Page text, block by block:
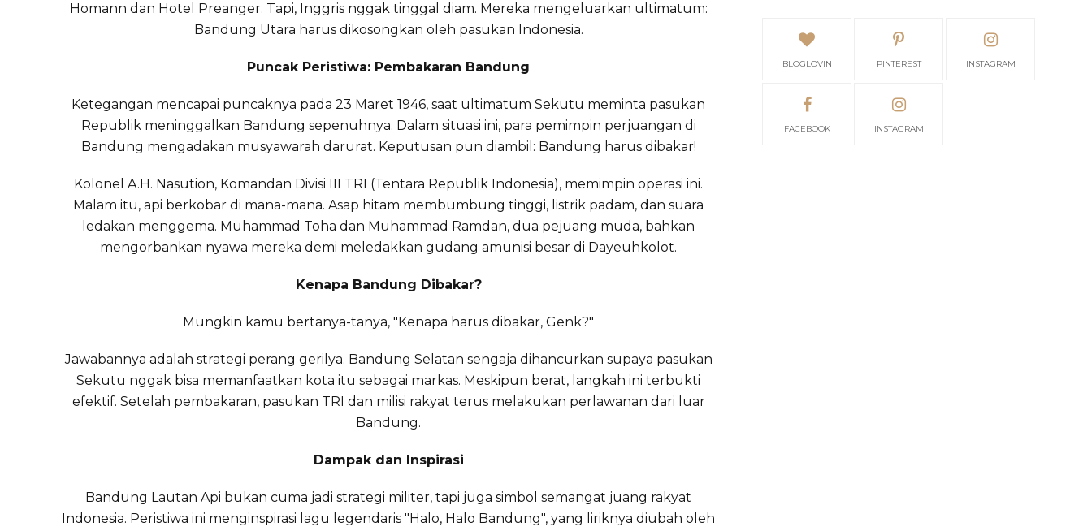
Homann dan Hotel Preanger. Tapi, Inggris nggak tinggal diam. Mereka mengeluarkan ultimatum:
Bandung Utara harus dikosongkan oleh pasukan Indonesia.
Puncak Peristiwa: Pembakaran Bandung
Ketegangan mencapai puncaknya pada 23 Maret 1946, saat ultimatum Sekutu meminta pasukan
Republik meninggalkan Bandung sepenuhnya. Dalam situasi ini, para pemimpin perjuangan di
Bandung mengadakan musyawarah darurat. Keputusan pun diambil: Bandung harus dibakar!
Kolonel A.H. Nasution, Komandan Divisi III TRI (Tentara Republik Indonesia), memimpin operasi ini.
Malam itu, api berkobar di mana-mana. Asap hitam membumbung tinggi, listrik padam, dan suara
ledakan menggema. Muhammad Toha dan Muhammad Ramdan, dua pejuang muda, bahkan
mengorbankan nyawa mereka demi meledakkan gudang amunisi besar di Dayeuhkolot.
Kenapa Bandung Dibakar?
Mungkin kamu bertanya-tanya, "Kenapa harus dibakar, Genk?"
Jawabannya adalah strategi perang gerilya. Bandung Selatan sengaja dihancurkan supaya pasukan
Sekutu nggak bisa memanfaatkan kota itu sebagai markas. Meskipun berat, langkah ini terbukti
efektif. Setelah pembakaran, pasukan TRI dan milisi rakyat terus melakukan perlawanan dari luar
Bandung.
Dampak dan Inspirasi
Bandung Lautan Api bukan cuma jadi strategi militer, tapi juga simbol semangat juang rakyat
Indonesia. Peristiwa ini menginspirasi lagu legendaris "Halo, Halo Bandung", yang liriknya diubah oleh
BLOGLOVIN PINTEREST INSTAGRAM
FACEBOOK INSTAGRAM